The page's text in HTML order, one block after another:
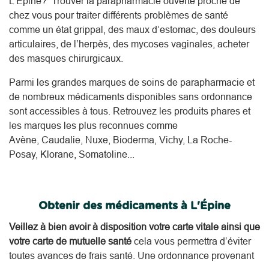
chez vous pour traiter différents problèmes de santé
comme un état grippal, des maux d’estomac, des douleurs
articulaires, de l’herpès, des mycoses vaginales, acheter
des masques chirurgicaux.
Parmi les grandes marques de soins de parapharmacie et
de nombreux médicaments disponibles sans ordonnance
sont accessibles à tous. Retrouvez les produits phares et
les marques les plus reconnues comme
Avène, Caudalie, Nuxe, Bioderma, Vichy, La Roche-
Posay, Klorane, Somatoline...
Obtenir des médicaments à L'Épine
Veillez à bien avoir à disposition votre carte vitale ainsi que
votre carte de mutuelle santé cela vous permettra d’éviter
toutes avances de frais santé. Une ordonnance provenant